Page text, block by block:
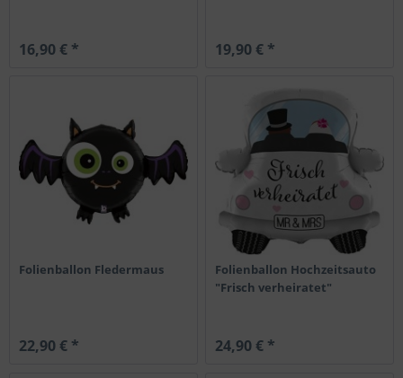
16,90 € * 19,90 € *
Folienballon Fledermaus
22,90 € *
Folienballon Hochzeitsauto
"Frisch verheiratet"
24,90 € *